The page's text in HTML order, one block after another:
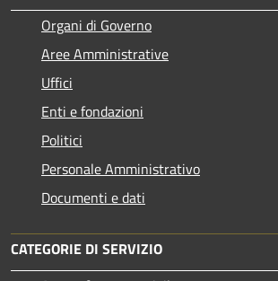
Organi di Governo
Aree Amministrative
Uffici
Enti e fondazioni
Politici
Personale Amministrativo
Documenti e dati
CATEGORIE DI SERVIZIO